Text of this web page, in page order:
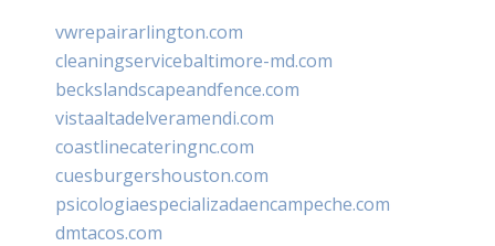
vwrepairarlington.com
cleaningservicebaltimore-md.com
beckslandscapeandfence.com
vistaaltadelveramendi.com
coastlinecateringnc.com
cuesburgershouston.com
psicologiaespecializadaencampeche.com
dmtacos.com